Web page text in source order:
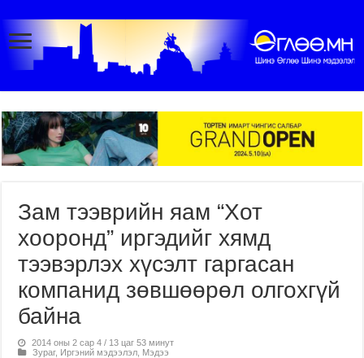
Зам тээврийн яам “Хот
хооронд” иргэдийг хямд
тээвэрлэх хүсэлт гаргасан
компанид зөвшөөрөл олгохгүй
байна
2014 оны 2 сар 4 / 13 цаг 53 минут
Зураг, Иргэний мэдээлэл Мэдээ